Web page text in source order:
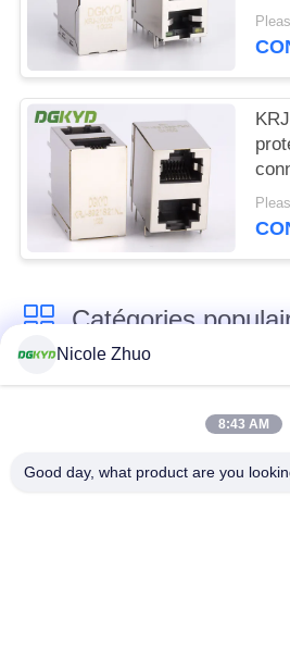
VIE
PRIVÉE
a
Catégories
connecteur de
par
Connecteurs
Nicole Zhuo
8:43 AM
Good day, what product are you